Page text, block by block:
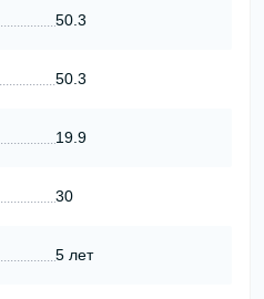
50.3
50.3
19.9
30
5 лет